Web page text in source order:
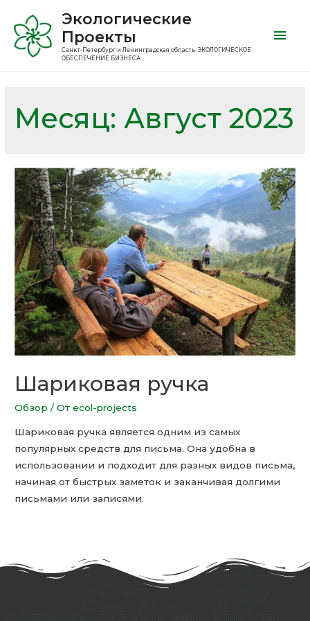
Экологические
Проекты
Санкт-Петербург и Ленинградская область. ЭКОЛОГИЧЕСКОЕ
ОБЕСПЕЧЕНИЕ БИЗНЕСА
Месяц:Август 2023
Шариковая ручка
Обзор / От ecol-projects
Шариковая ручка является одним из самых
популярных средств для письма. Она удобна в
использовании и подходит для разных видов письма,
начиная от быстрых заметок и заканчивая долгими
письмами или записями.